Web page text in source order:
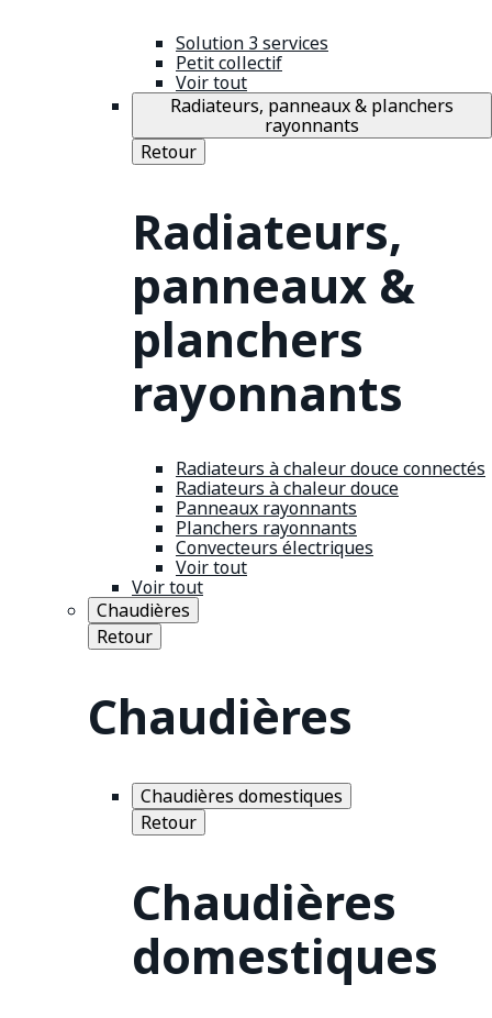
Solution 3 services
Petit collectif
Voir tout
Radiateurs, panneaux & planchers
rayonnants
Retour
Radiateurs,
panneaux &
planchers
rayonnants
Radiateurs à chaleur douce connectés
Radiateurs à chaleur douce
Panneaux rayonnants
Planchers rayonnants
Convecteurs électriques
Voir tout
Voir tout
Chaudières
Retour
Chaudières
Chaudières domestiques
Retour
Chaudières
domestiques